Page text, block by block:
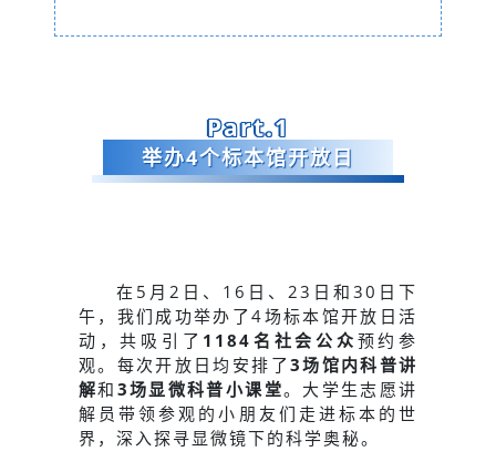
Part.1
举办4个标本馆开放日
在5月2日、16日、23日和30日下
午，我们成功举办了4场标本馆开放日活
动，共吸引了 1184名 社会公众 预约参
观。每次开放日均安排了 3场馆内科普讲
解和 3场显微科普小课堂。大学生志愿讲
解员带领参观的小朋友们走进标本的世
界，深入探寻显微镜下的科学奥秘。